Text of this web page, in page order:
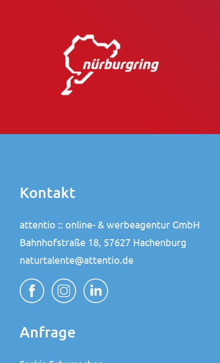
Kontakt
attentio :: online- & werbeagentur GmbH
Bahnhofstraße 18, 57627 Hachenburg
naturtalente@attentio.de
Anfrage